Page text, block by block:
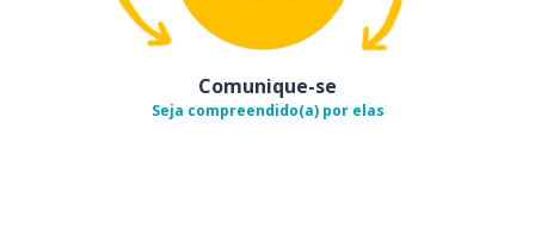
Comunique-se
Seja compreendido(a) por elas